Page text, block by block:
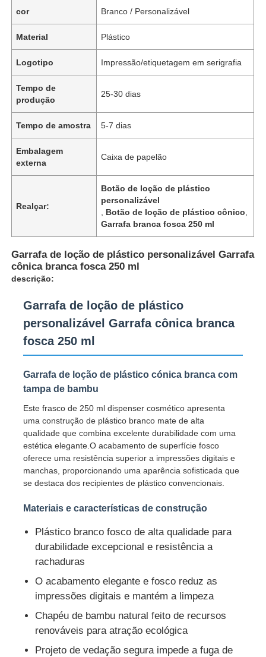
Casa
Produtos
Quem Somos
cor Branco / Personalizável
Material Plástico
Logotipo Impressão/etiquetagem em serigrafia
Tempo de
produção
25-30 dias
Tempo de amostra 5-7 dias
Embalagem
externa
Caixa de papelão
Realçar:
Botão de loção de plástico
personalizável
Botão de loção de plástico cônico
Garrafa branca fosca 250 ml
Garrafa de loção de plástico personalizável Garrafa
cônica branca fosca 250 ml
descrição:
Garrafa de loção de plástico
personalizável Garrafa cônica branca
fosca 250 ml
Garrafa de loção de plástico cónica branca com
tampa de bambu
Este frasco de 250 ml dispenser cosmético apresenta
uma construção de plástico branco mate de alta
qualidade que combina excelente durabilidade com uma
estética elegante.O acabamento de superfície fosco
oferece uma resistência superior a impressões digitais e
manchas, proporcionando uma aparência sofisticada que
se destaca dos recipientes de plástico convencionais.
Materiais e características de construção
Plástico branco fosco de alta qualidade para
durabilidade excepcional e resistência a
rachaduras
O acabamento elegante e fosco reduz as
impressões digitais e mantém a limpeza
Chapéu de bambu natural feito de recursos
renováveis para atração ecológica
Projeto de vedação segura impede a fuga de